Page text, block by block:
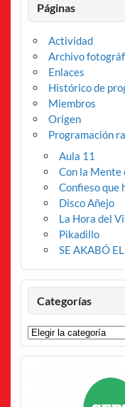
Páginas
Actividad
Archivo
Enlaces
Histórico de
Miembros
Origen
Programación
Aula 11
Con la Mente
Confieso que
Disco Añejo
La Hora del
Pikadillo
SE AKABÓ
Categorías
Categorías